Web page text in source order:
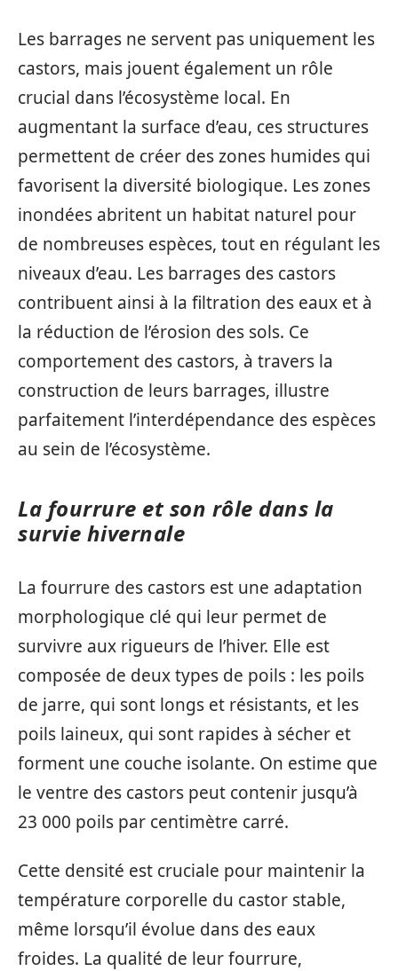
Les barrages ne servent pas uniquement les
castors, mais jouent également un rôle
crucial dans l’écosystème local. En
augmentant la surface d’eau, ces structures
permettent de créer des zones humides qui
favorisent la diversité biologique. Les zones
inondées abritent un habitat naturel pour
de nombreuses espèces, tout en régulant les
niveaux d’eau. Les barrages des castors
contribuent ainsi à la filtration des eaux et à
la réduction de l’érosion des sols. Ce
comportement des castors, à travers la
construction de leurs barrages, illustre
parfaitement l’interdépendance des espèces
au sein de l’écosystème.
La fourrure et son rôle dans la
survie hivernale
La fourrure des castors est une adaptation
morphologique clé qui leur permet de
survivre aux rigueurs de l’hiver. Elle est
composée de deux types de poils : les poils
de jarre, qui sont longs et résistants, et les
poils laineux, qui sont rapides à sécher et
forment une couche isolante. On estime que
le ventre des castors peut contenir jusqu’à
23 000 poils par centimètre carré.
Cette densité est cruciale pour maintenir la
température corporelle du castor stable,
même lorsqu’il évolue dans des eaux
froides. La qualité de leur fourrure,